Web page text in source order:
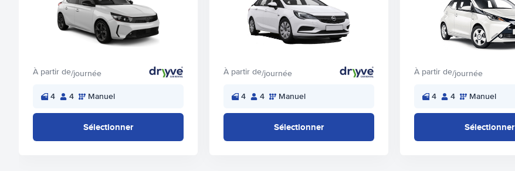
À partir de/journée
4 4 Manuel
Sélectionner
À partir de/journée
4 4 Manuel
Sélectionner
À partir de/journée
4 4 Manuel
Sélectionner